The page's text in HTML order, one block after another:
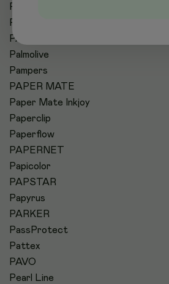
Paco
Page
PAGNA
Palmolive
Pampers
PAPER MATE
Paper Mate Inkjoy
Paperclip
Paperflow
PAPERNET
Papicolor
PAPSTAR
Papyrus
PARKER
PassProtect
Pattex
PAVO
Pearl Line